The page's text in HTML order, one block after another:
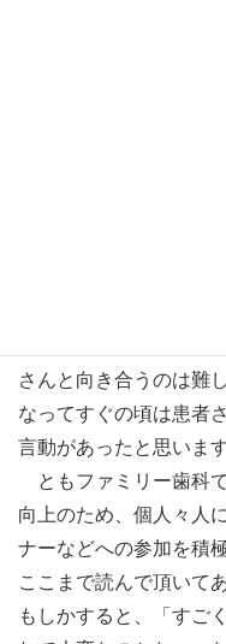
さんと向き合うのは難
なってすぐの頃は患者
言動があったと思います
ともファミリー歯科
向上のため、個人々人
ナーなどへの参加を積
ここまで読んで頂いて
もしかすると、「すご